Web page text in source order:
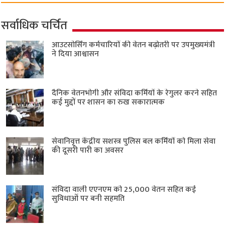
सर्वाधिक चर्चित
आउटसोर्सिंग कर्मचारियों की वेतन बढ़ोतरी पर उपमुख्यमंत्री
ने दिया आश्वासन
दैनिक वेतनभोगी और संविदा कर्मियों के रेगुलर करने सहित
कई मुद्दों पर शासन का रुख सकारात्मक
सेवानिवृत्त केंद्रीय सशस्त्र पुलिस बल ​कर्मियों को मिला सेवा
की दूसरी पारी का अवसर
संविदा वाली एएनएम को 25,000 वेतन सहित कई
सुविधाओं पर बनी सहमति